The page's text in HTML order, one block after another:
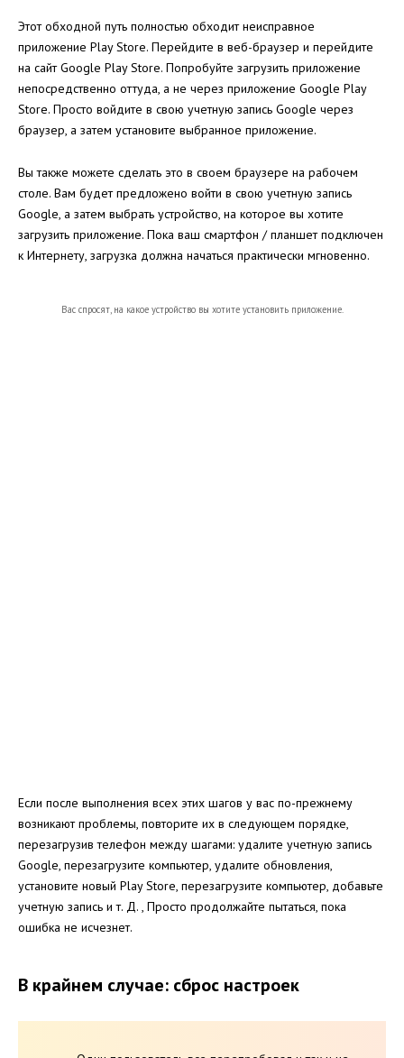
Этот обходной путь полностью обходит неисправное
приложение Play Store. Перейдите в веб-браузер и перейдите
на сайт Google Play Store. Попробуйте загрузить приложение
непосредственно оттуда, а не через приложение Google Play
Store. Просто войдите в свою учетную запись Google через
браузер, а затем установите выбранное приложение.
Вы также можете сделать это в своем браузере на рабочем
столе. Вам будет предложено войти в свою учетную запись
Google, а затем выбрать устройство, на которое вы хотите
загрузить приложение. Пока ваш смартфон / планшет подключен
к Интернету, загрузка должна начаться практически мгновенно.
Вас спросят, на какое устройство вы хотите установить приложение.
Если после выполнения всех этих шагов у вас по-прежнему
возникают проблемы, повторите их в следующем порядке,
перезагрузив телефон между шагами: удалите учетную запись
Google, перезагрузите компьютер, удалите обновления,
установите новый Play Store, перезагрузите компьютер, добавьте
учетную запись и т. Д. , Просто продолжайте пытаться, пока
ошибка не исчезнет.
В крайнем случае: сброс настроек